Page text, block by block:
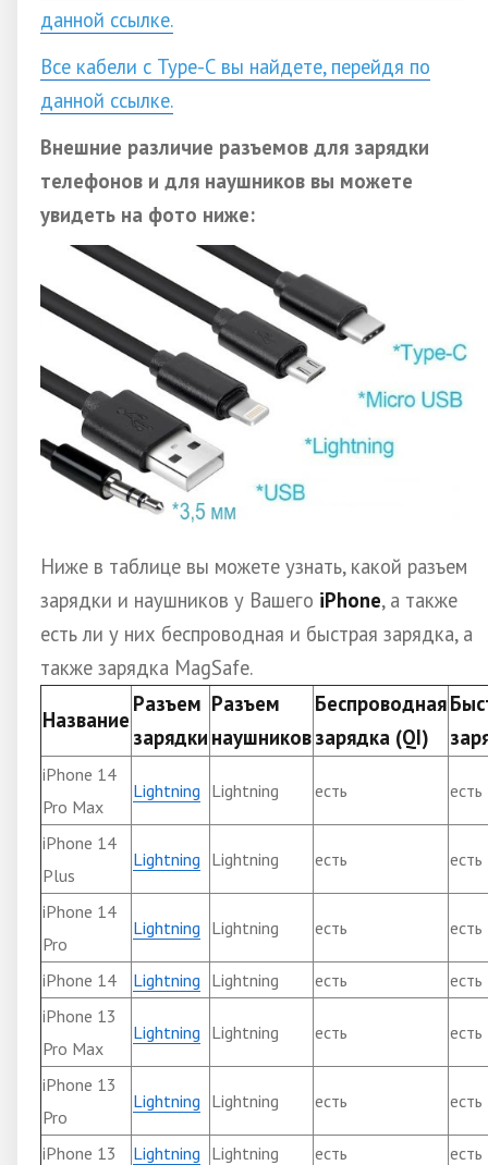
данной ссылке.
Все кабели с Type-C вы найдете, перейдя по
данной ссылке.
Внешние различие разъемов для зарядки
телефонов и для наушников вы можете
увидеть на фото ниже:
Ниже в таблице вы можете узнать, какой разъем
зарядки и наушников у Вашего iPhone, а также
есть ли у них беспроводная и быстрая зарядка, а
также зарядка MagSafe.
Название
Разъем
зарядки
Разъем
наушников
Беспроводная
зарядка (QI)
iPhone 14
Pro Max
Lightning Lightning есть есть
iPhone 14
Plus
Lightning Lightning есть есть
iPhone 14
Pro
Lightning Lightning есть есть
iPhone 14 Lightning Lightning есть
есть
iPhone 13
Pro Max
Lightning Lightning есть есть
iPhone 13
Pro
Lightning Lightning есть есть
iPhone 13 Lightning Lightning есть
есть